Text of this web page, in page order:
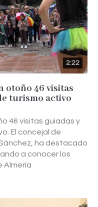
2:22
otoño 46 visitas
turismo activo
46 visitas guiadas y
El concejal de
ha destacado
a conocer los
Almería